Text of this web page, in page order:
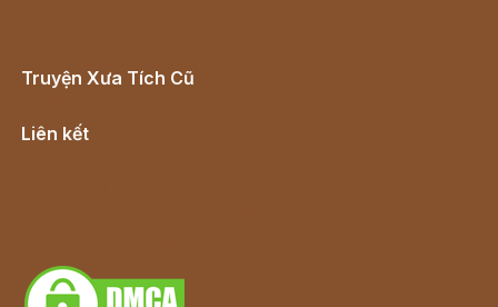
Truyện Xưa Tích Cũ
Liên kết